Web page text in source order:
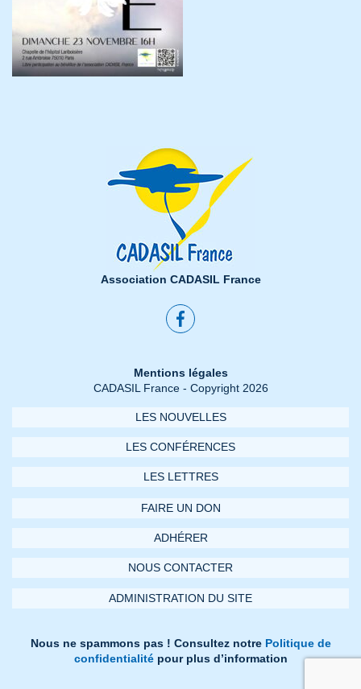
Association CADASIL France
Mentions légales
CADASIL France - Copyright 2026
LES NOUVELLES
LES CONFÉRENCES
LES LETTRES
FAIRE UN DON
ADHÉRER
NOUS CONTACTER
ADMINISTRATION DU SITE
Nous ne spammons pas ! Consultez notre Politique de
confidentialitépour plus d’information